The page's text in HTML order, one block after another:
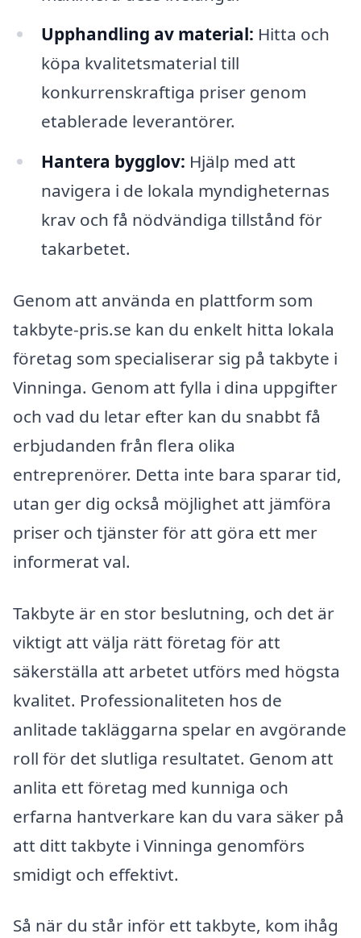
Upphandling av material: Hitta och
köpa kvalitetsmaterial till
konkurrenskraftiga priser genom
etablerade leverantörer.
Hantera bygglov: Hjälp med att
navigera i de lokala myndigheternas
krav och få nödvändiga tillstånd för
takarbetet.
Genom att använda en plattform som
takbyte-pris.se kan du enkelt hitta lokala
företag som specialiserar sig på takbyte i
Vinninga. Genom att fylla i dina uppgifter
och vad du letar efter kan du snabbt få
erbjudanden från flera olika
entreprenörer. Detta inte bara sparar tid,
utan ger dig också möjlighet att jämföra
priser och tjänster för att göra ett mer
informerat val.
Takbyte är en stor beslutning, och det är
viktigt att välja rätt företag för att
säkerställa att arbetet utförs med högsta
kvalitet. Professionaliteten hos de
anlitade takläggarna spelar en avgörande
roll för det slutliga resultatet. Genom att
anlita ett företag med kunniga och
erfarna hantverkare kan du vara säker på
att ditt takbyte i Vinninga genomförs
smidigt och effektivt.
Så när du står inför ett takbyte, kom ihåg